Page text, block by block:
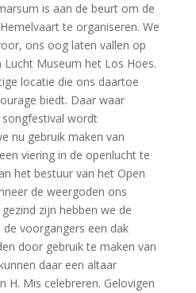
is aan de beurt om de
te organiseren. We
ons oog laten vallen op
Museum het Los Hoes.
locatie die ons daartoe
biedt. Daar waar
wordt
nu gebruik maken van
viering in de openlucht te
het bestuur van het Open
de weergoden ons
zijn hebben we de
voorgangers een dak
door gebruik te maken van
daar een altaar
H. Mis celebreren. Gelovigen